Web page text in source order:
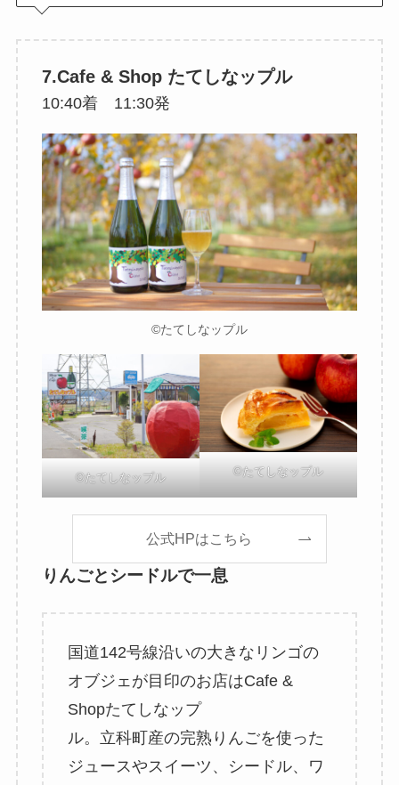
7.Cafe & Shop たてしなップル
10:40着 11:30発
©たてしなップル
©たてしなップル ©たてしなップル
公式HPはこちら
りんごとシードルで一息
国道142号線沿いの大きなリンゴの
オブジェが目印のお店はCafe &
Shopたてしなップ
ル。立科町産の完熟りんごを使った
ジュースやスイーツ、シードル、ワ